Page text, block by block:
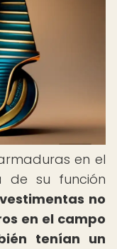
en el
de su función
no
en el campo
tenían un